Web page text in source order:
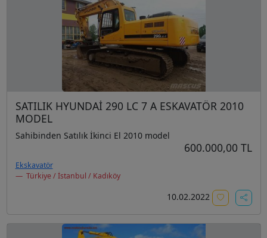
SATILIK HYUNDAİ 290 LC 7 A ESKAVATÖR 2010
MODEL
Sahibinden Satılık İkinci El 2010 model
600.000,00 TL
Ekskavatör
Türkiye / İstanbul / Kadıköy
10.02.2022